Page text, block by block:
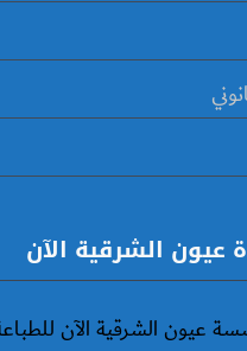
عيون الشرقية الآن
الشرقية الآن للطباعة